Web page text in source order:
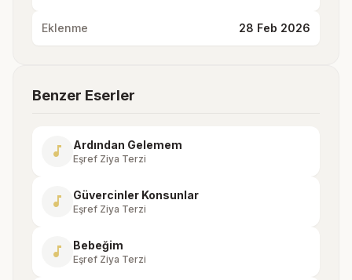
Eklenme 28 Feb 2026
Benzer Eserler
music_note Ardından Gelemem
Eşref Ziya Terzi
music_note Güvercinler Konsunlar
Eşref Ziya Terzi
music_note Bebeğim
Eşref Ziya Terzi